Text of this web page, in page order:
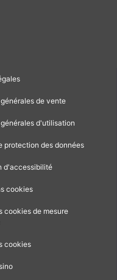
de vente
d'utilisation
protection des données
d'accessibilité
cookies
cookies de mesure
cookies